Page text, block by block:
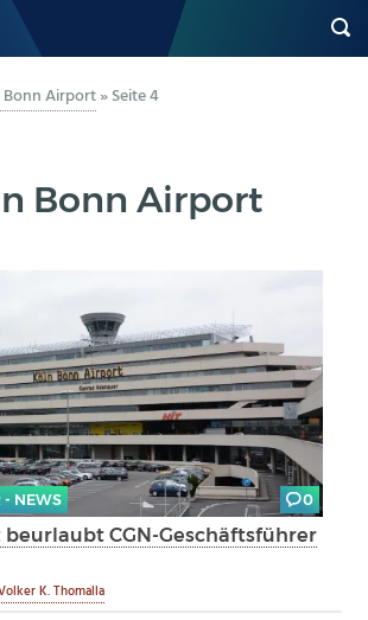
Bonn Airport»Seite 4
Bonn Airport
- NEWS 0
CGN-Geschäftsführer
K. Thomalla